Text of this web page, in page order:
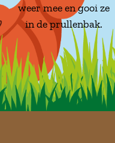
weer mee en gooi ze
in de prullenbak.